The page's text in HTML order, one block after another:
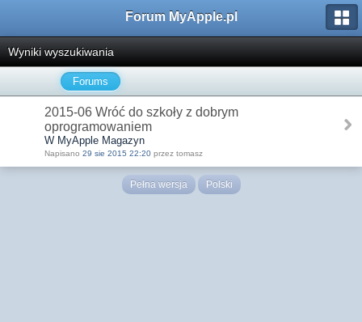
Forum MyApple.pl
Wyniki wyszukiwania
Forums
2015-06 Wróć do szkoły z dobrym
oprogramowaniem
W MyApple Magazyn
Napisano 29 sie 2015 22:20 przez tomasz
Pełna wersja Polski